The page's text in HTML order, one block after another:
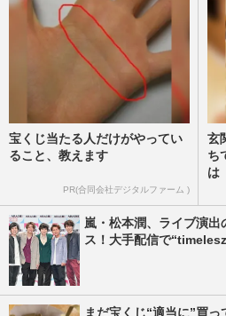
宝くじ当たる人だけがやってい
ること、教えます
PR(合同会社デジタルファーム )
玄
ち
は
嵐・松本潤、ライブ演
ス！大手配信で
まだ宝くじ“適当に”買